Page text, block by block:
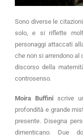
Sono diverse le
solo, e si riflette
personaggi attaccati
che non si arrendono al
discorso della
controsenso.
Moira Buffiniscrive
profondità e grande
presente. Disegna
dimenticano. Due